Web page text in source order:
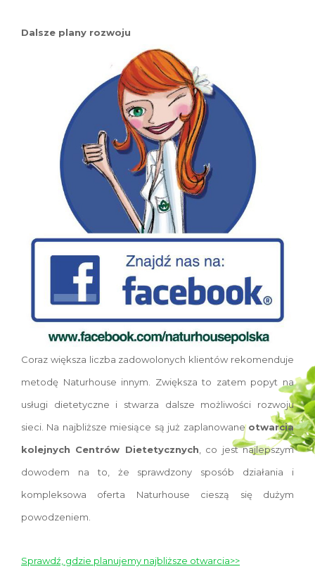
Dalsze plany rozwoju
Coraz większa liczba zadowolonych klientów rekomenduje
metodę Naturhouse innym. Zwiększa to zatem popyt na
usługi dietetyczne i stwarza dalsze możliwości rozwoju
sieci. Na najbliższe miesiące są już zaplanowane otwarcia
kolejnych Centrów Dietetycznych, co jest najlepszym
dowodem na to, że sprawdzony sposób działania i
kompleksowa oferta Naturhouse cieszą się dużym
powodzeniem.
Sprawdź, gdzie planujemy najbliższe otwarcia>>